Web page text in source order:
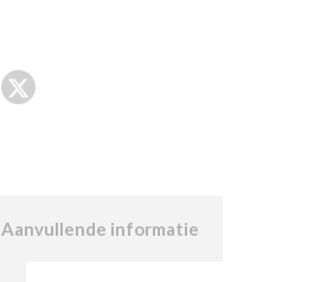
Aanvullende informatie